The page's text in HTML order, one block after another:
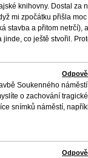
knihovny. Dostal za
mi zpočátku přišla moc
stavba a přitom netrčí),
jinde, co ještě stvořil.
Soukenného
o zachování
snímků náměstí,